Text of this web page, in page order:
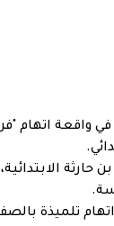
في واقعة اتهام